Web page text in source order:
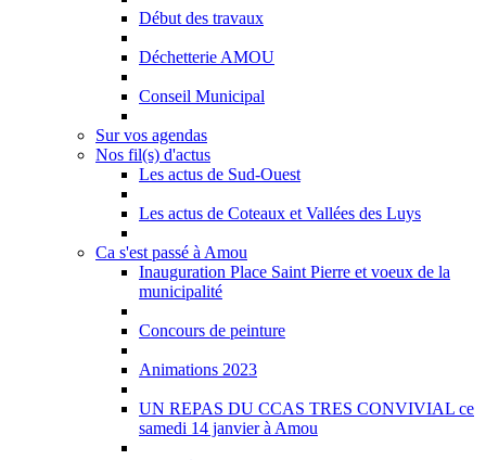
Début des travaux
Déchetterie AMOU
Conseil Municipal
Sur vos agendas
Nos fil(s) d'actus
Les actus de Sud-Ouest
Les actus de Coteaux et Vallées des Luys
Ca s'est passé à Amou
Inauguration Place Saint Pierre et voeux de la
municipalité
Concours de peinture
Animations 2023
UN REPAS DU CCAS TRES CONVIVIAL ce
samedi 14 janvier à Amou